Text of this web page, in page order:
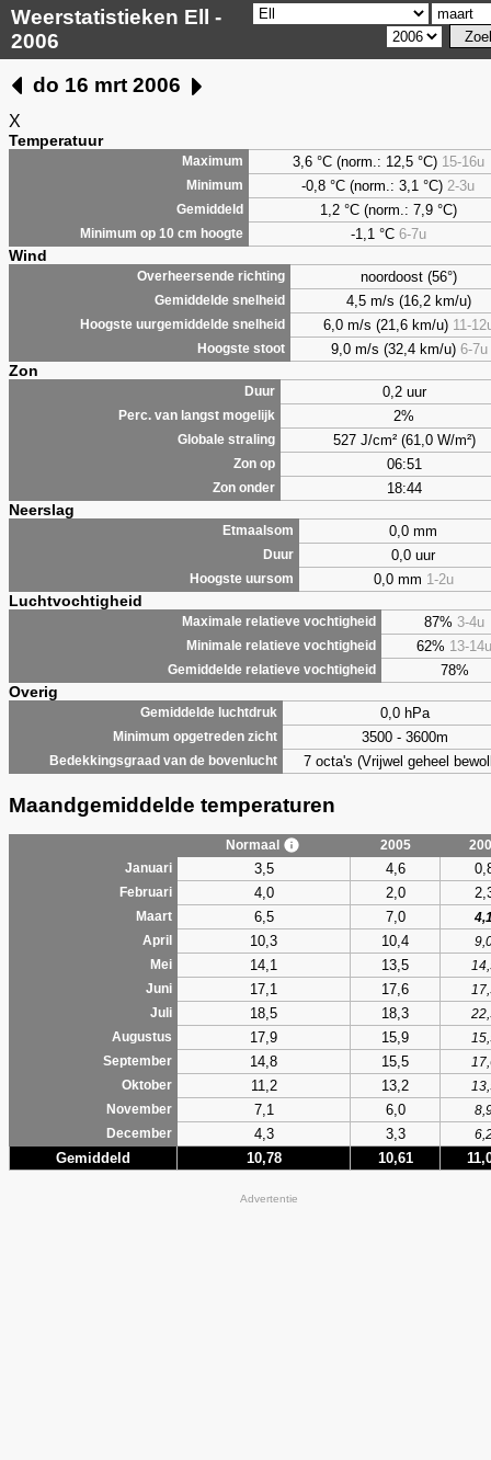
Weerstatistieken Ell -
2006
do 16 mrt 2006
X
Temperatuur
Maximum 3,6°C (norm.: 12,5 °C) 15-16u
Minimum -0,8 °C (norm.: 3,1 °C) 2-3u
Gemiddeld 1,2°C (norm.: 7,9 °C)
Minimum op 10 cm hoogte -1,1 °C 6-7u
Wind
Overheersende richting noordoost (56°)
Gemiddelde snelheid 4,5 m/s (16,2 km/u)
Hoogste uurgemiddelde snelheid 6,0 m/s (21,6 km/u) 11-
Hoogste stoot 9,0 m/s (32,4 km/u) 6-7u
Zon
Duur 0,2 uur
Perc. van langst mogelijk 2%
Globale straling 527 J/cm² (61,0 W/m²)
Zon op 06:51
Zon onder 18:44
Neerslag
Etmaalsom 0,0 mm
Duur 0,0 uur
Hoogste uursom 0,0 mm 1-2u
Luchtvochtigheid
Maximale relatieve vochtigheid 87% 3-4u
Minimale relatieve vochtigheid 62% 13-14u
Gemiddelde relatieve vochtigheid 78%
Overig
Gemiddelde luchtdruk 0,0 hPa
Minimum opgetreden zicht 3500 - 3600m
Bedekkingsgraad van de bovenlucht 7 octa's (Vrijwel geheel
Maandgemiddelde temperaturen
Normaal 2005
Januari
3,5 4,6
Februari 4,0 2,0
Maart 6,5 7,0
April
10,3 10,4
Mei
14,1 13,5
Juni
17,1 17,6
Juli
18,5 18,3
Augustus
17,9 15,9
September
14,8 15,5
Oktober
11,2 13,2
November
7,1 6,0
December
4,3 3,3
Gemiddeld 10,78 10,61
Advertentie